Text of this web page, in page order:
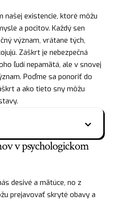
našej existencie, ktoré môžu
a pocitov. Každý sen
význam, vrátane tých,
Záškrt je nebezpečná
ľudí nepamätá, ale v snovej
Poďme sa ponoriť do
a ako tieto sny môžu
v psychologickom
desivé a mätúce, no z
prejavovať skryté obavy a